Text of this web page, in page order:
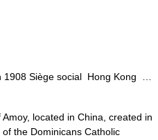
Siège social Hong Kong …
located in China, created in
the Dominicans Catholic